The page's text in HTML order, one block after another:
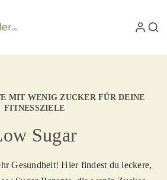
MIT WENIG ZUCKER FÜR DEINE
FITNESSZIELE
Sugar
Gesundheit! Hier findest du leckere,